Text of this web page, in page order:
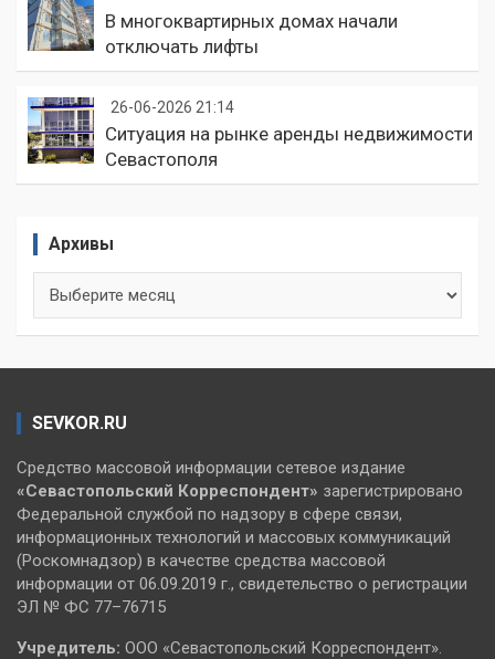
В многоквартирных домах начали
отключать лифты
26-06-2026 21:14
Ситуация на рынке аренды недвижимости
Севастополя
Архивы
SEVKOR.RU
Средство массовой информации сетевое издание
«Севастопольский Корреспондент» зарегистрировано
Федеральной службой по надзору в сфере связи,
информационных технологий и массовых коммуникаций
(Роскомнадзор) в качестве средства массовой
информации от 06.09.2019 г., свидетельство о регистрации
ЭЛ № ФС 77–76715
Учредитель: ООО «Севастопольский Корреспондент».